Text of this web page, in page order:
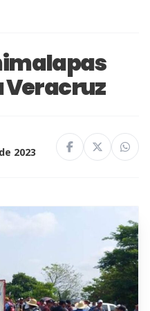
Veracruz
2023